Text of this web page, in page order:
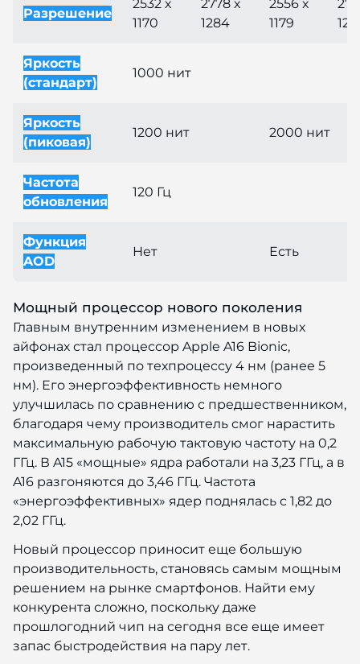
Разрешение
2532 х
1170
2778 х
1284
2556 х
1179
Яркость
(стандарт)
1000 нит
Яркость
(пиковая)
1200 нит 2000 нит
Частота
обновления
120 Гц
Функция
AOD
Нет Есть
Мощный процессор нового поколения
Главным внутренним изменением в новых
айфонах стал процессор Apple A16 Bionic,
произведенный по техпроцессу 4 нм (ранее 5
нм). Его энергоэффективность немного
улучшилась по сравнению с предшественником,
благодаря чему производитель смог нарастить
максимальную рабочую тактовую частоту на 0,2
ГГц. В A15 «мощные» ядра работали на 3,23 ГГц, а в
A16 разгоняются до 3,46 ГГц. Частота
«энергоэффективных» ядер поднялась с 1,82 до
2,02 ГГц.
Новый процессор приносит еще большую
производительность, становясь самым мощным
решением на рынке смартфонов. Найти ему
конкурента сложно, поскольку даже
прошлогодний чип на сегодня все еще имеет
запас быстродействия на пару лет.